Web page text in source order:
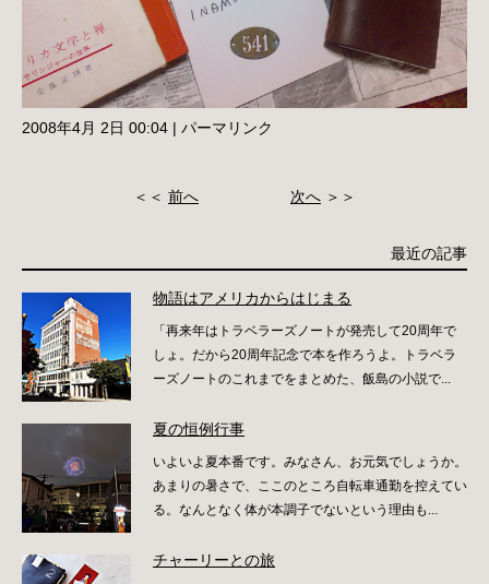
2008年4月 2日 00:04 | パーマリンク
＜＜ 前へ 次へ ＞＞
最近の記事
物語はアメリカからはじまる
「再来年はトラベラーズノートが発売して20周年で
しょ。だから20周年記念で本を作ろうよ。トラベラ
ーズノートのこれまでをまとめた、飯島の小説で...
夏の恒例行事
いよいよ夏本番です。みなさん、お元気でしょうか。
あまりの暑さで、ここのところ自転車通勤を控えてい
る。なんとなく体が本調子でないという理由も...
チャーリーとの旅